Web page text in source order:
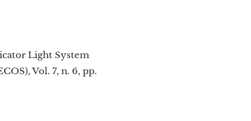
Light System
Vol. 7, n. 6, pp.